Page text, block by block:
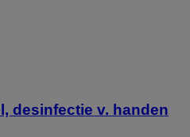
desinfectie v. handen